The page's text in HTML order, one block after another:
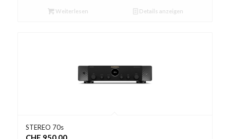
Weiterlesen Details anzeigen
STEREO 70s